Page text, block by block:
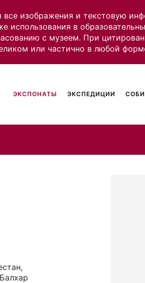
изображения и текстовую
использования в
с музеем. При
или частично в любой
ЭКСПОНАТЫ ЭКСПЕДИЦИИ